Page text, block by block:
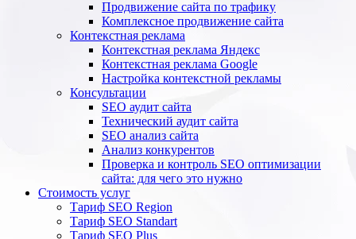
Продвижение сайта по трафику
Комплексное продвижение сайта
Контекстная реклама
Контекстная реклама Яндекс
Контекстная реклама Google
Настройка контекстной рекламы
Консультации
SEO аудит сайта
Технический аудит сайта
SEO анализ сайта
Анализ конкурентов
Проверка и контроль SEO оптимизации
сайта: для чего это нужно
Стоимость услуг
Тариф SEO Region
Тариф SEO Standart
Тариф SEO Plus